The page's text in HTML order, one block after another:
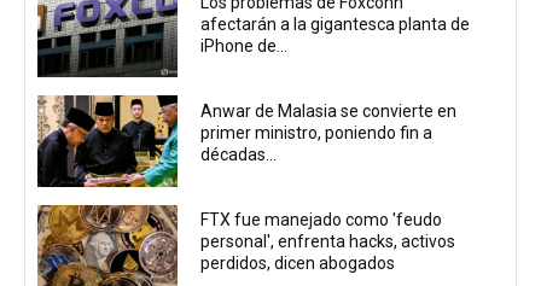
afectarán a la gigantesca planta de
iPhone de...
Anwar de Malasia se convierte en
primer ministro, poniendo fin a
décadas...
FTX fue manejado como 'feudo
personal', enfrenta hacks, activos
perdidos, dicen abogados